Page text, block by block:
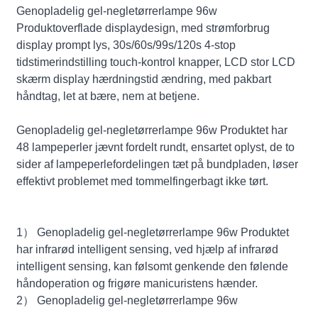
Genopladelig gel-negletørrerlampe 96w
Produktoverflade displaydesign, med strømforbrug
display prompt lys, 30s/60s/99s/120s 4-stop
tidstimerindstilling touch-kontrol knapper, LCD stor LCD
skærm display hærdningstid ændring, med pakbart
håndtag, let at bære, nem at betjene.
Genopladelig gel-negletørrerlampe 96w Produktet har
48 lampeperler jævnt fordelt rundt, ensartet oplyst, de to
sider af lampeperlefordelingen tæt på bundpladen, løser
effektivt problemet med tommelfingerbagt ikke tørt.
1） Genopladelig gel-negletørrerlampe 96w Produktet
har infrarød intelligent sensing, ved hjælp af infrarød
intelligent sensing, kan følsomt genkende den følende
håndoperation og frigøre manicuristens hænder.
2） Genopladelig gel-negletørrerlampe 96w